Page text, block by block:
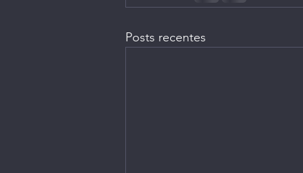
Posts recentes